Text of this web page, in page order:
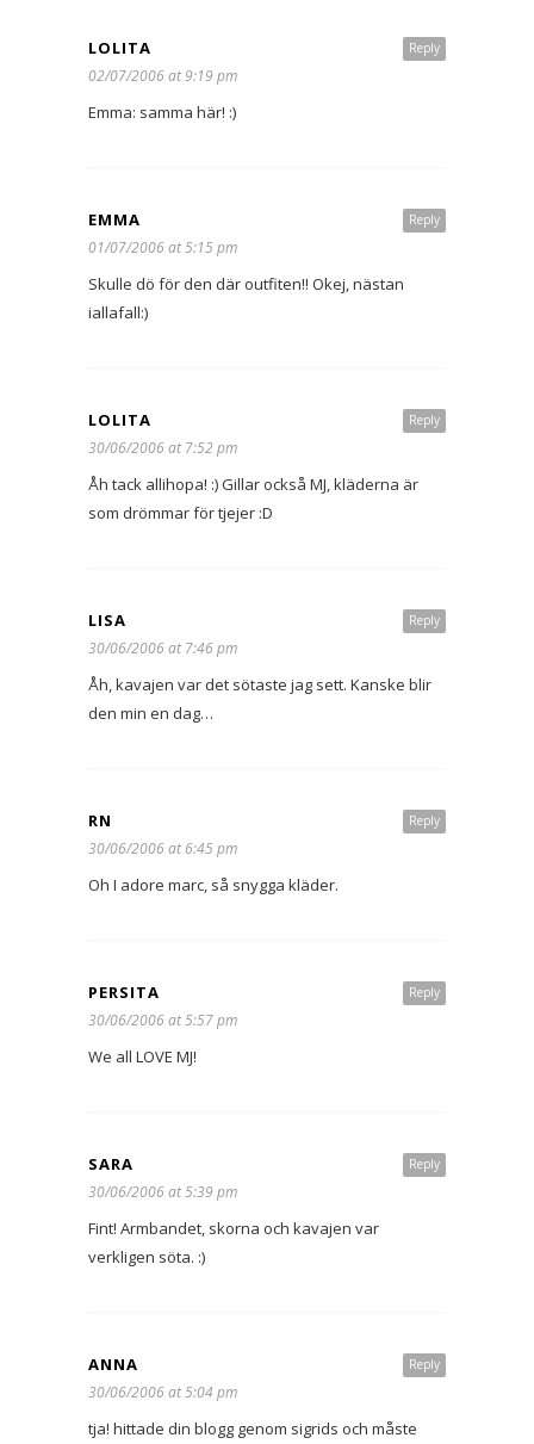
Reply
LOLITA
02/07/2006 at 9:19 pm
Emma: samma här! :)
Reply
EMMA
01/07/2006 at 5:15 pm
Skulle dö för den där outfiten!! Okej, nästan
iallafall:)
Reply
LOLITA
30/06/2006 at 7:52 pm
Åh tack allihopa! :) Gillar också MJ, kläderna är
som drömmar för tjejer :D
Reply
LISA
30/06/2006 at 7:46 pm
Åh, kavajen var det sötaste jag sett. Kanske blir
den min en dag…
Reply
RN
30/06/2006 at 6:45 pm
Oh I adore marc, så snygga kläder.
Reply
PERSITA
30/06/2006 at 5:57 pm
We all LOVE MJ!
Reply
SARA
30/06/2006 at 5:39 pm
Fint! Armbandet, skorna och kavajen var
verkligen söta. :)
Reply
ANNA
30/06/2006 at 5:04 pm
tja! hittade din blogg genom sigrids och måste